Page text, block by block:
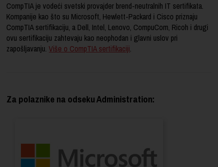
CompTIA je vodeći svetski provajder brend-neutralnih IT sertifikata.
Kompanije kao što su Microsoft, Hewlett-Packard i Cisco priznaju
CompTIA sertifikaciju, a Dell, Intel, Lenovo, CompuCom, Ricoh i drugi
ovu sertifikaciju zahtevaju kao neophodan i glavni uslov pri
zapošljavanju.Više o CompTIA sertifikaciji.
Za polaznike na odseku Administration: